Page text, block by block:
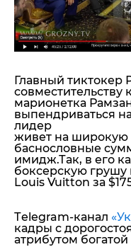
Армия Украины
Пресс-релизы
Пресс-релизы
Главный тиктокер
совместительству
марионетка
выпендриваться
лидер
живет на широкую
баснословные
имидж.Так, в его
боксерскую грушу
Louis Vuitton за
Тelegram-канал
кадры с
атрибутом